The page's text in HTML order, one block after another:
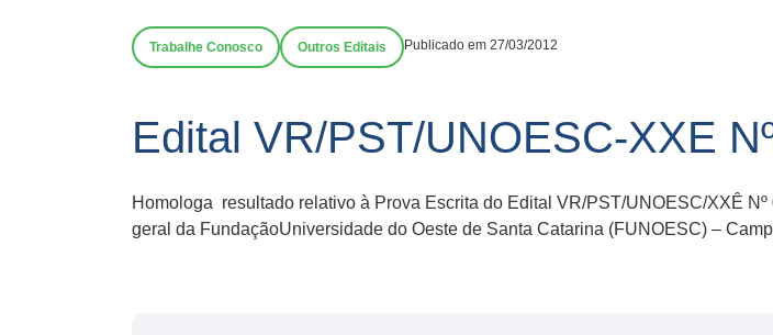
Trabalhe Conosco Outros Editais Publicado em 27/03/2012
Edital VR/PST/UNOESC-XXE
Homologa resultado relativo à Prova Escrita do Edital VR/PST/UNOESC/XXÊ
geral da FundaçãoUniversidade do Oeste de Santa Catarina (FUNOESC) –